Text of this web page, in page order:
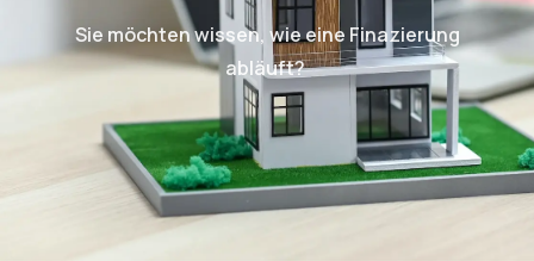
Sie möchten wissen, wie eine Finazierung
abläuft?